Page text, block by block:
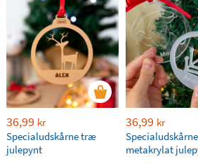
36,99 kr
Specialudskårne træ
julepynt
36,99 kr
Specialudskårne
metakrylat